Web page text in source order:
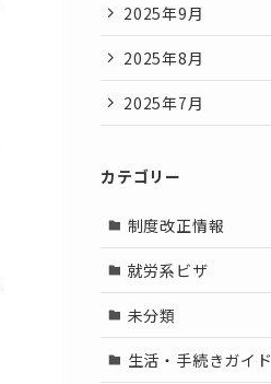
2025年9月
2025年8月
2025年7月
カテゴリー
制度改正情報
就労系ビザ
未分類
生活・手続きガイド